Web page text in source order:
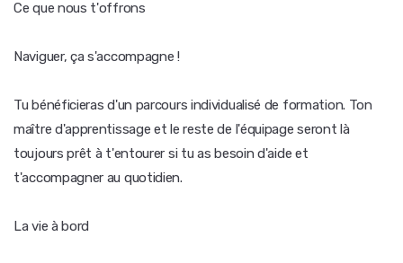
Ce que nous t'offrons
Naviguer, ça s'accompagne !
Tu bénéficieras d'un parcours individualisé de formation. Ton
maître d'apprentissage et le reste de l'équipage seront là
toujours prêt à t'entourer si tu as besoin d'aide et
t'accompagner au quotidien.
La vie à bord